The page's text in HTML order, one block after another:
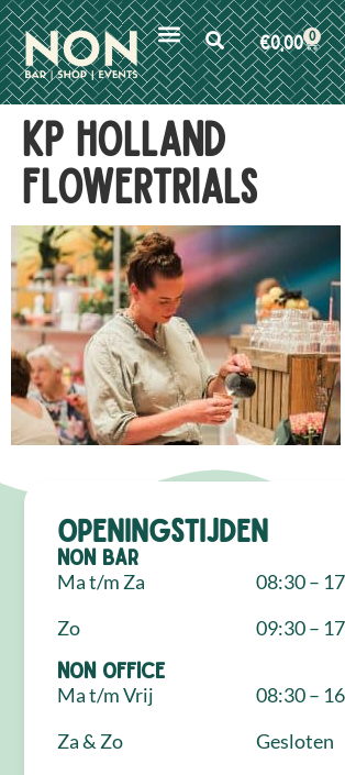
€0,00 0
kp holland
flowertrials
Openingstijden
NON Bar
Ma t/m Za
Zo
08:30 –
09:30 –
NON Office
Ma t/m Vrij
Za & Zo
08:30 –
Gesloten